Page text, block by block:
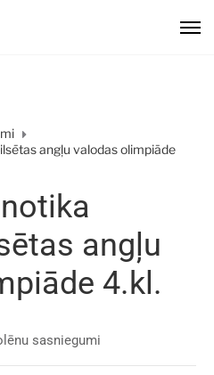
angļu valodas olimpiāde
angļu
4.kl.
sasniegumi